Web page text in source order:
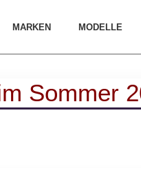
MARKEN MODELLE
Sommer